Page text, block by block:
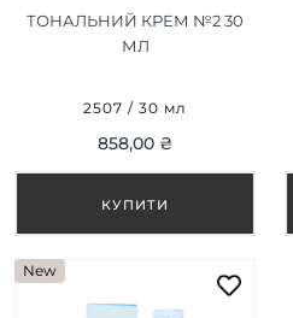
ТОНАЛЬНИЙ КРЕМ №2 30
МЛ
2507 / 30 мл
858,00 ₴
New